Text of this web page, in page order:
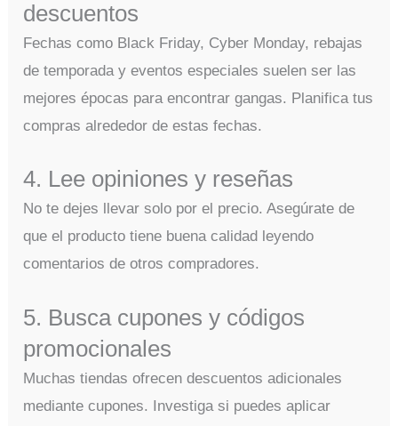
descuentos
Fechas como Black Friday, Cyber Monday, rebajas
de temporada y eventos especiales suelen ser las
mejores épocas para encontrar gangas. Planifica tus
compras alrededor de estas fechas.
4. Lee opiniones y reseñas
No te dejes llevar solo por el precio. Asegúrate de
que el producto tiene buena calidad leyendo
comentarios de otros compradores.
5. Busca cupones y códigos
promocionales
Muchas tiendas ofrecen descuentos adicionales
mediante cupones. Investiga si puedes aplicar